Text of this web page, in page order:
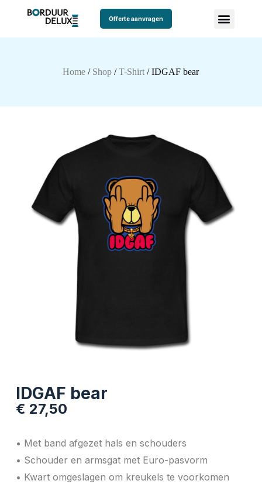
Offerte aanvragen
Home / Shop /T-Shirt / IDGAF bear
IDGAF bear
€ 27,50
• Met band afgezet hals en schouders
• Schouder en armsgat met Euro-pasvorm
• Kwart omgeslagen om kreukels te voorkomen